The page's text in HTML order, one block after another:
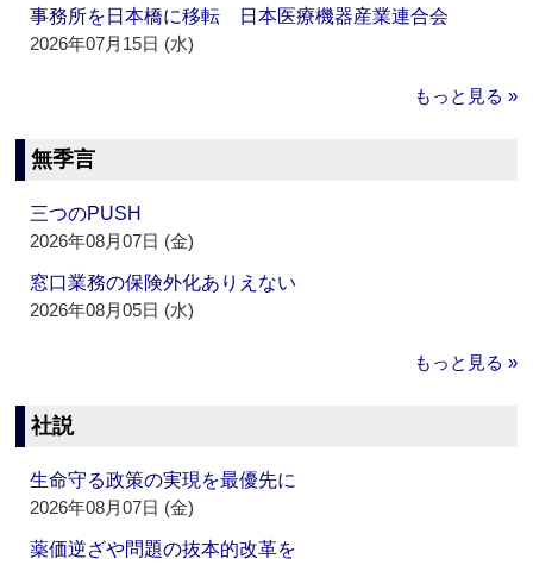
事務所を日本橋に移転 日本医療機器産業連合会
2026年07月15日 (水)
もっと見る »
無季言
三つのPUSH
2026年08月07日 (金)
窓口業務の保険外化ありえない
2026年08月05日 (水)
もっと見る »
社説
生命守る政策の実現を最優先に
2026年08月07日 (金)
薬価逆ざや問題の抜本的改革を